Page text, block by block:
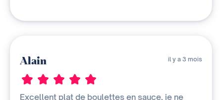
Alain il y a 3 mois
Excellent plat de boulettes en sauce, je ne